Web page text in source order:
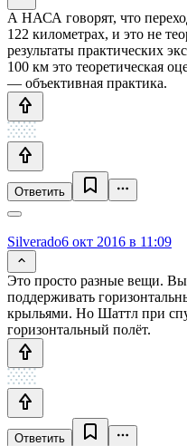
А НАСА говорят, что
122 километрах, и это не
результаты практических
100 км это теоретическая
— объективная практика.
Ответить
Silverado6 окт 2016 в 11:09
Это просто разные вещи.
поддерживать
крыльями. Но Шаттл при
горизонтальный полёт.
Ответить